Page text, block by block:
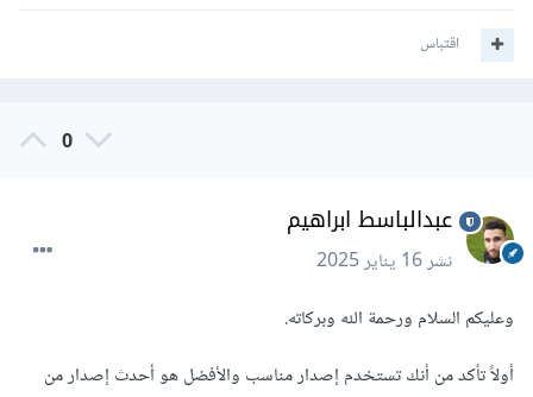
اقتباس
0
عبدالباسط ابراهيم
نشر16 يناير 2025
وعليكم السلام ورحمة الله وبركاته.
أولاً تأكد من أنك تستخدم إصدار مناسب والأفضل هو أحدث إصدار من